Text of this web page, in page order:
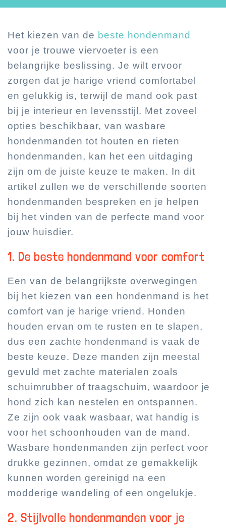
Het kiezen van de beste hondenmand
voor je trouwe viervoeter is een
belangrijke beslissing. Je wilt ervoor
zorgen dat je harige vriend comfortabel
en gelukkig is, terwijl de mand ook past
bij je interieur en levensstijl. Met zoveel
opties beschikbaar, van wasbare
hondenmanden tot houten en rieten
hondenmanden, kan het een uitdaging
zijn om de juiste keuze te maken. In dit
artikel zullen we de verschillende soorten
hondenmanden bespreken en je helpen
bij het vinden van de perfecte mand voor
jouw huisdier.
1. De beste hondenmand voor comfort
Een van de belangrijkste overwegingen
bij het kiezen van een hondenmand is het
comfort van je harige vriend. Honden
houden ervan om te rusten en te slapen,
dus een zachte hondenmand is vaak de
beste keuze. Deze manden zijn meestal
gevuld met zachte materialen zoals
schuimrubber of traagschuim, waardoor je
hond zich kan nestelen en ontspannen.
Ze zijn ook vaak wasbaar, wat handig is
voor het schoonhouden van de mand.
Wasbare hondenmanden zijn perfect voor
drukke gezinnen, omdat ze gemakkelijk
kunnen worden gereinigd na een
modderige wandeling of een ongelukje.
2. Stijlvolle hondenmanden voor je